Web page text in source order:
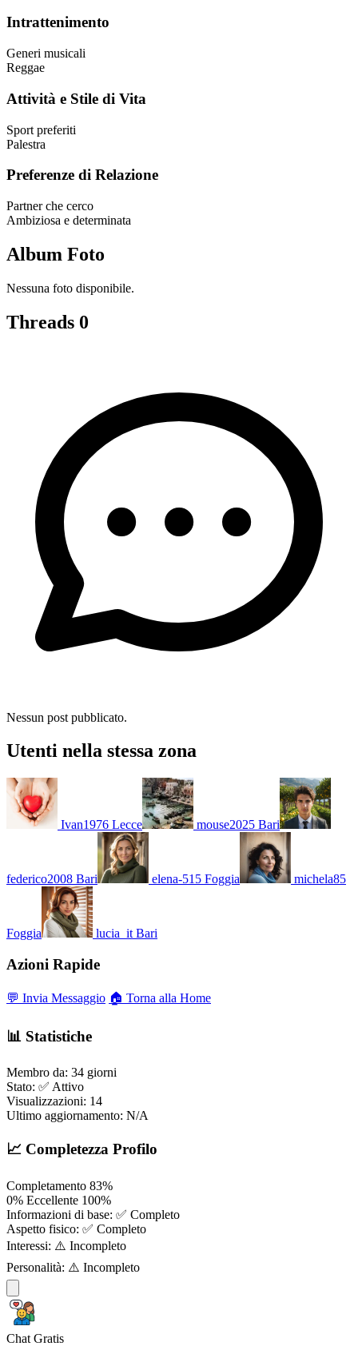
Intrattenimento
Generi musicali
Reggae
Attività e Stile di Vita
Sport preferiti
Palestra
Preferenze di Relazione
Partner che cerco
Ambiziosa e determinata
Album Foto
Nessuna foto disponibile.
Threads 0
Nessun post pubblicato.
Utenti nella stessa zona
Ivan1976 Lecce mouse2025 Bari
federico2008 Bari elena-515 Foggia michela85
Foggia lucia_it Bari
Azioni Rapide
💬 Invia Messaggio 🏠 Torna alla Home
📊 Statistiche
Membro da: 34 giorni
Stato: ✅ Attivo
Visualizzazioni: 14
Ultimo aggiornamento: N/A
📈 Completezza Profilo
Completamento 83%
0% Eccellente 100%
Informazioni di base: ✅ Completo
Aspetto fisico: ✅ Completo
Interessi: ⚠️ Incompleto
Personalità: ⚠️ Incompleto
Chat Gratis